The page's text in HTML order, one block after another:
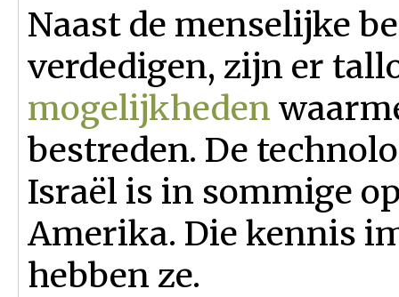
Naast de menselijke
verdedigen, zijn er
mogelijkheden
bestreden. De
Israël is in sommige
Amerika. Die kennis
hebben ze.